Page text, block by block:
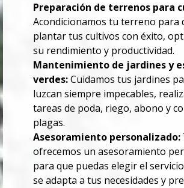
Preparación de terrenos para
Acondicionamos tu terreno para
plantar tus cultivos con éxito,
su rendimiento y productividad.
Mantenimiento de jardines y
verdes:Cuidamos tus jardines
luzcan siempre impecables,
tareas de poda, riego, abono y
plagas.
Asesoramiento personalizado:
ofrecemos un asesoramiento
para que puedas elegir el
se adapta a tus necesidades y